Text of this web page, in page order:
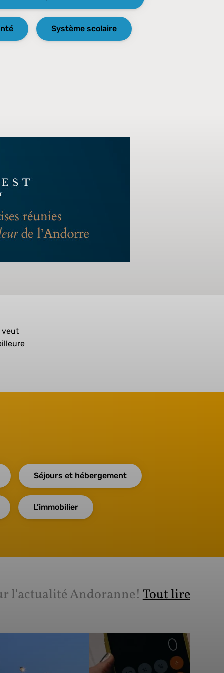
Système scolaire
veut
Séjours et hébergement
L’immobilier
l'actualité Andoranne!Tout lire